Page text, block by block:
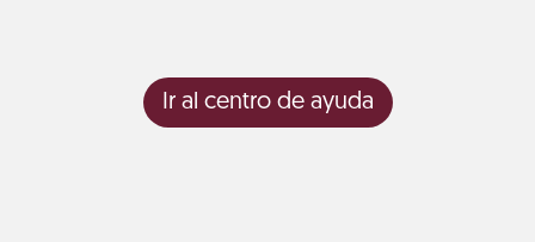
Ir al centro de ayuda